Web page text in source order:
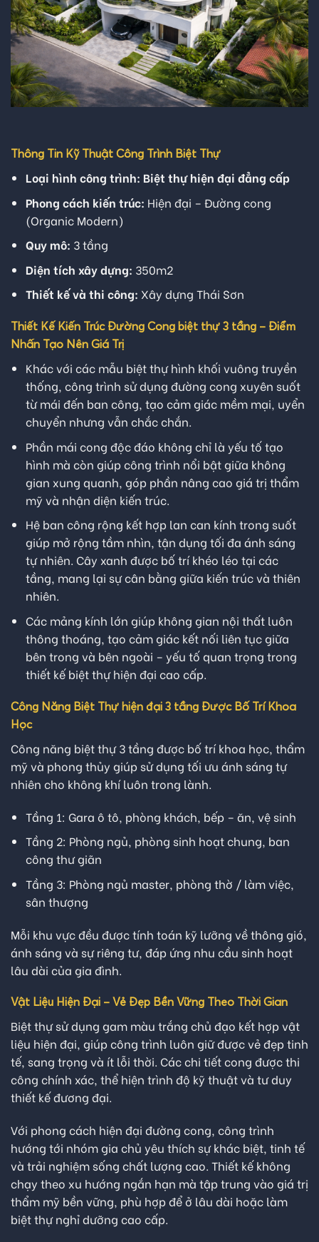
Thông Tin Kỹ Thuật Công Trình Biệt Thự
Loại hình công trình: Biệt thự hiện đại đẳng cấp
Phong cách kiến trúc: Hiện đại – Đường cong
(Organic Modern)
Quy mô: 3 tầng
Diện tích xây dựng: 350m2
Thiết kế và thi công: Xây dựng Thái Sơn
Thiết Kế Kiến Trúc Đường Cong biệt thự 3 tầng – Điểm
Nhấn Tạo Nên Giá Trị
Khác với các mẫu biệt thự hình khối vuông truyền
thống, công trình sử dụng đường cong xuyên suốt
từ mái đến ban công, tạo cảm giác mềm mại, uyển
chuyển nhưng vẫn chắc chắn.
Phần mái cong độc đáo không chỉ là yếu tố tạo
hình mà còn giúp công trình nổi bật giữa không
gian xung quanh, góp phần nâng cao giá trị thẩm
mỹ và nhận diện kiến trúc.
Hệ ban công rộng kết hợp lan can kính trong suốt
giúp mở rộng tầm nhìn, tận dụng tối đa ánh sáng
tự nhiên. Cây xanh được bố trí khéo léo tại các
tầng, mang lại sự cân bằng giữa kiến trúc và thiên
nhiên.
Các mảng kính lớn giúp không gian nội thất luôn
thông thoáng, tạo cảm giác kết nối liên tục giữa
bên trong và bên ngoài – yếu tố quan trọng trong
thiết kế biệt thự hiện đại cao cấp.
Công Năng Biệt Thự hiện đại 3 tầng Được Bố Trí Khoa
Học
Công năng biệt thự 3 tầng được bố trí khoa học, thẩm
mỹ và phong thủy giúp sử dụng tối ưu ánh sáng tự
nhiên cho không khí luôn trong lành.
Tầng 1: Gara ô tô, phòng khách, bếp – ăn, vệ sinh
Tầng 2: Phòng ngủ, phòng sinh hoạt chung, ban
công thư giãn
Tầng 3: Phòng ngủ master, phòng thờ / làm việc,
sân thượng
Mỗi khu vực đều được tính toán kỹ lưỡng về thông gió,
ánh sáng và sự riêng tư, đáp ứng nhu cầu sinh hoạt
lâu dài của gia đình.
Vật Liệu Hiện Đại – Vẻ Đẹp Bền Vững Theo Thời Gian
Biệt thự sử dụng gam màu trắng chủ đạo kết hợp vật
liệu hiện đại, giúp công trình luôn giữ được vẻ đẹp tinh
tế, sang trọng và ít lỗi thời. Các chi tiết cong được thi
công chính xác, thể hiện trình độ kỹ thuật và tư duy
thiết kế đương đại.
Với phong cách hiện đại đường cong, công trình
hướng tới nhóm gia chủ yêu thích sự khác biệt, tinh tế
và trải nghiệm sống chất lượng cao. Thiết kế không
chạy theo xu hướng ngắn hạn mà tập trung vào giá trị
thẩm mỹ bền vững, phù hợp để ở lâu dài hoặc làm
biệt thự nghỉ dưỡng cao cấp.